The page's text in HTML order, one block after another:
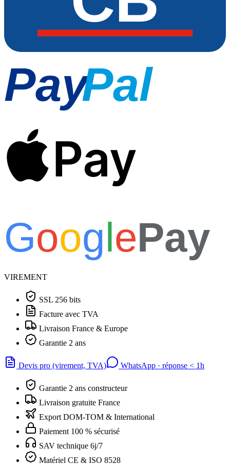
PayPal
Pay
GooglePay
VIREMENT
SSL 256 bits
Facture avec TVA
Livraison France & Europe
Garantie 2 ans
Devis pro (virement, TVA) WhatsApp · réponse < 1h
Garantie 2 ans constructeur
Livraison gratuite France
Export DOM-TOM & International
Paiement 100 % sécurisé
SAV technique 6j/7
Matériel CE & ISO 8528